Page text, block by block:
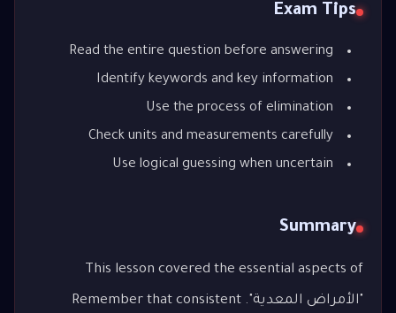
Exam Tips
Read the entire question before answering
Identify keywords and key information
Use the process of elimination
Check units and measurements carefully
Use logical guessing when uncertain
Summary
This lesson covered the essential aspects of
"الأمراض المعدية". Remember that consistent